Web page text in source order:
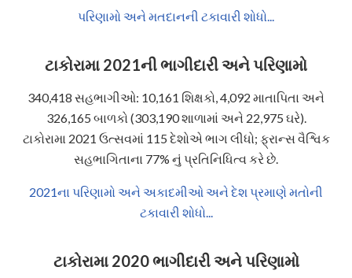
પરિણામો અને મતદાનની ટકાવારી શોધો...
ટાકોરામા 2021ની ભાગીદારી અને પરિણામો
340,418 સહભાગીઓ: 10,161 શિક્ષકો, 4,092 માતાપિતા અને
326,165 બાળકો (303,190 શાળામાં અને 22,975 ઘરે).
ટાકોરામા 2021 ઉત્સવમાં 115 દેશોએ ભાગ લીધો; ફ્રાન્સ વૈશ્વિક
સહભાગિતાના 77% નું પ્રતિનિધિત્વ કરે છે.
2021ના પરિણામો અને અકાદમીઓ અને દેશ પ્રમાણે મતોની
ટકાવારી શોધો...
ટાકોરામા 2020 ભાગીદારી અને પરિણામો